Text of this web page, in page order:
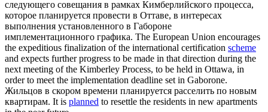
следующего совещания в рамках Кимберлийского процесса,
которое планируется провести в Оттаве, в интересах
выполнения установленного в Габороне
имплементационного графика. The European Union encourages
the expeditious finalization of the international certification scheme
and expects further progress to be made in that direction during the
next meeting of the Kimberley Process, to be held in Ottawa, in
order to meet the implementation deadline set in Gaborone.
Жильцов в скором времени планируется расселить по новым
квартирам. It is planned to resettle the residents in new apartments